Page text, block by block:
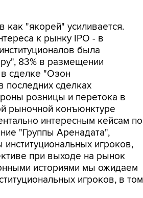
как "якорей" усиливается.
к рынку IPO - в
была
83% в размещении
сделке "Озон
последних сделках
розницы и перетока в
рыночной конъюнктуре
интересным кейсам по
"Группы Аренадата",
игроков,
при выходе на рынок
историями мы ожидаем
игроков, в том